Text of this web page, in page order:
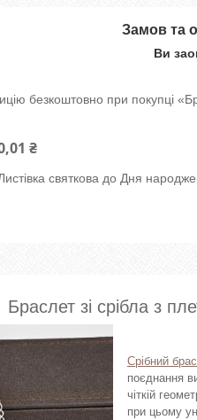
Замов та
Ви
безкоштовно при покупці
₴
святкова до Дня
Браслет зі срібла з
Срібний
поєднання
чіткій
при цьому